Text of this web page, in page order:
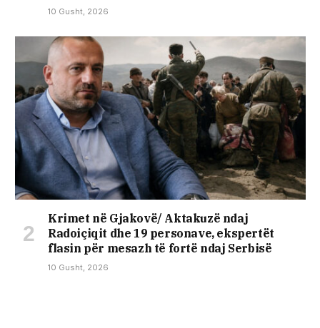
10 Gusht, 2026
Krimet në Gjakovë/ Aktakuzë ndaj
Radoiçiqit dhe 19 personave, ekspertët
flasin për mesazh të fortë ndaj Serbisë
10 Gusht, 2026